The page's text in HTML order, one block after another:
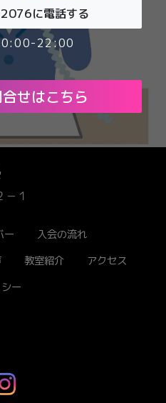
に電話する
22:00
せはこちら
１
ー
入会の流れ
教室紹介
アクセス
ー